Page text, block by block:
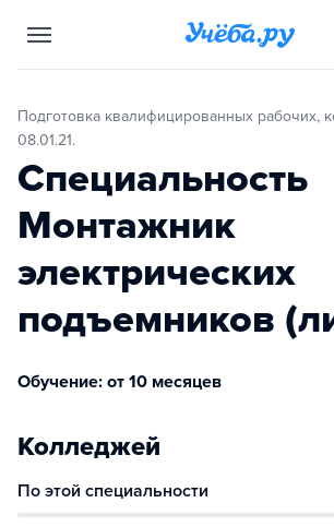
Подготовка квалифицированных рабочих, код направления
08.01.21.
Специальность
Монтажник
электрических
подъемников
Обучение: от 10 месяцев
Колледжей
По этой специальности